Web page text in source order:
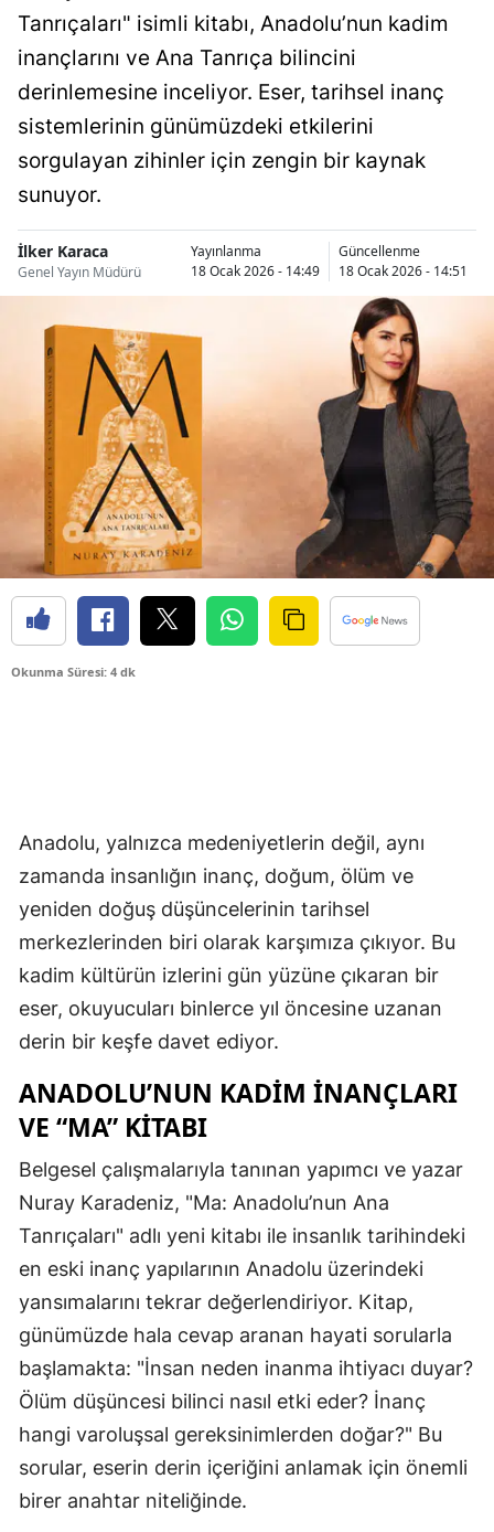
Tanrıçaları" isimli kitabı, Anadolu’nun kadim
inançlarını ve Ana Tanrıça bilincini
derinlemesine inceliyor. Eser, tarihsel inanç
sistemlerinin günümüzdeki etkilerini
sorgulayan zihinler için zengin bir kaynak
sunuyor.
İlker Karaca
Genel Yayın Müdürü
Yayınlanma
18 Ocak 2026 - 14:49
Güncellenme
18 Ocak 2026 - 14:51
Okunma Süresi: 4 dk
Anadolu, yalnızca medeniyetlerin değil, aynı
zamanda insanlığın inanç, doğum, ölüm ve
yeniden doğuş düşüncelerinin tarihsel
merkezlerinden biri olarak karşımıza çıkıyor. Bu
kadim kültürün izlerini gün yüzüne çıkaran bir
eser, okuyucuları binlerce yıl öncesine uzanan
derin bir keşfe davet ediyor.
ANADOLU’NUN KADIM İNANÇLARI
VE “MA” KITABI
Belgesel çalışmalarıyla tanınan yapımcı ve yazar
Nuray Karadeniz, "Ma: Anadolu’nun Ana
Tanrıçaları" adlı yeni kitabı ile insanlık tarihindeki
en eski inanç yapılarının Anadolu üzerindeki
yansımalarını tekrar değerlendiriyor. Kitap,
günümüzde hala cevap aranan hayati sorularla
başlamakta: "İnsan neden inanma ihtiyacı duyar?
Ölüm düşüncesi bilinci nasıl etki eder? İnanç
hangi varoluşsal gereksinimlerden doğar?" Bu
sorular, eserin derin içeriğini anlamak için önemli
birer anahtar niteliğinde.